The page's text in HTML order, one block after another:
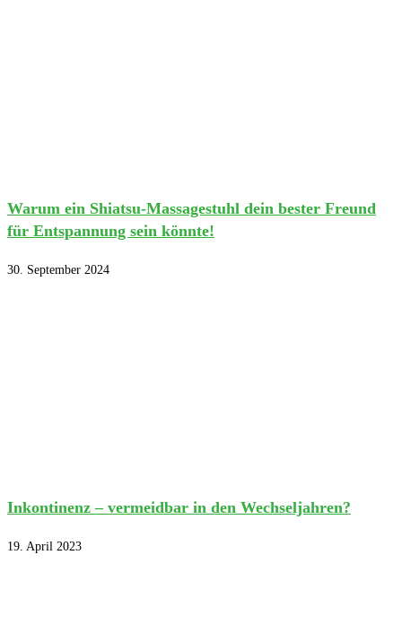
Warum ein Shiatsu-Massagestuhl dein bester Freund
für Entspannung sein könnte!
30. September 2024
Inkontinenz – vermeidbar in den Wechseljahren?
19. April 2023